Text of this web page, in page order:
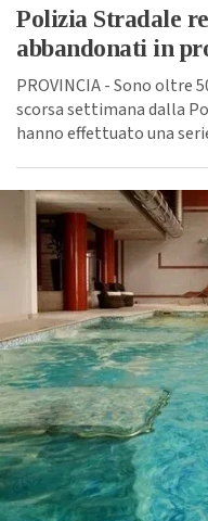
Polizia Stradale
abbandonati in
PROVINCIA - Sono oltre
scorsa settimana dalla
hanno effettuato una